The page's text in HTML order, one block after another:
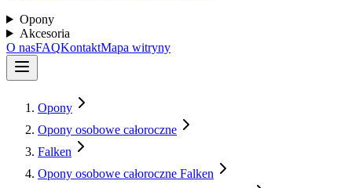
Opony
Akcesoria
O nasFAQKontaktMapa witryny
Opony
Opony osobowe całoroczne
Falken
Opony osobowe całoroczne Falken